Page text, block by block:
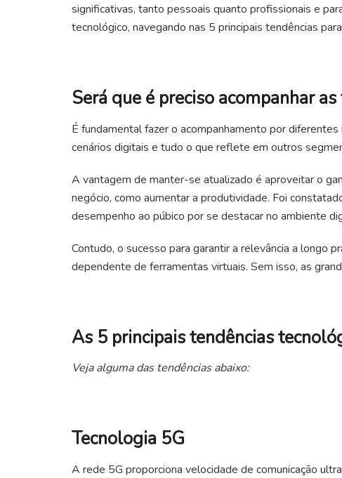
significativas, tanto pessoais quanto profissionais e
tecnológico, navegando nas 5 principais tendências
Será que é preciso acompanhar
É fundamental fazer o acompanhamento por
cenários digitais e tudo o que reflete em outros
A vantagem de manter-se atualizado é aproveitar o
negócio, como aumentar a produtividade. Foi
desempenho ao púbico por se destacar no ambiente
Contudo, o sucesso para garantir a relevância a longo
dependente de ferramentas virtuais. Sem isso, as
As 5 principais tendências
Veja alguma das tendências abaixo:
Tecnologia 5G
A rede 5G proporciona velocidade de comunicação